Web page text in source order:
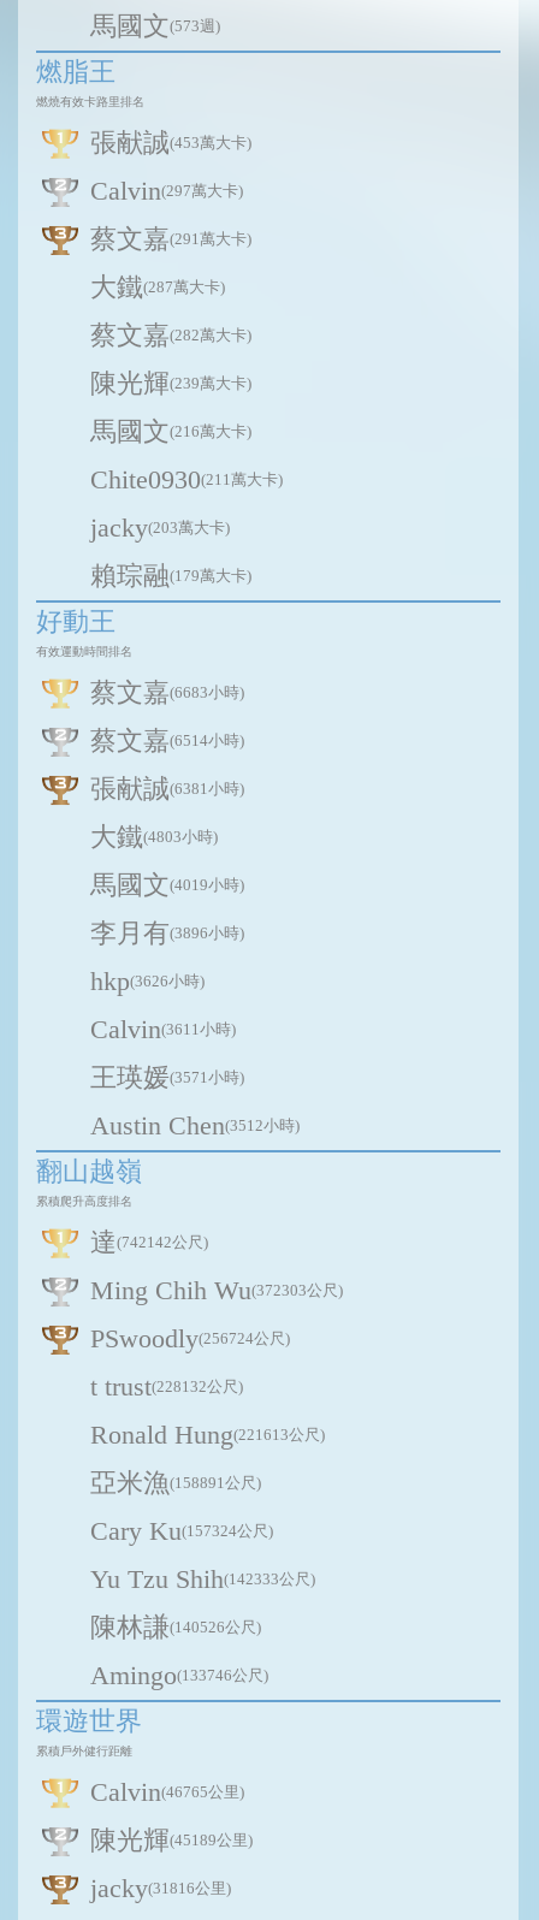
馬國文(573週)
燃脂王
燃燒有效卡路里排名
張献誠(453萬大卡)
Calvin(297萬大卡)
蔡文嘉(291萬大卡)
大鐵(287萬大卡)
蔡文嘉(282萬大卡)
陳光輝(239萬大卡)
馬國文(216萬大卡)
Chite0930(211萬大卡)
jacky(203萬大卡)
賴琮融(179萬大卡)
好動王
有效運動時間排名
蔡文嘉(6683小時)
蔡文嘉(6514小時)
張献誠(6381小時)
大鐵(4803小時)
馬國文(4019小時)
李月有(3896小時)
hkp(3626小時)
Calvin(3611小時)
王瑛媛(3571小時)
Austin Chen(3512小時)
翻山越嶺
累積爬升高度排名
達(742142公尺)
Ming Chih Wu(372303公尺)
PSwoodly(256724公尺)
t trust(228132公尺)
Ronald Hung(221613公尺)
亞米漁(158891公尺)
Cary Ku(157324公尺)
Yu Tzu Shih(142333公尺)
陳林謙(140526公尺)
Amingo(133746公尺)
環遊世界
累積戶外健行距離
Calvin(46765公里)
陳光輝(45189公里)
jacky(31816公里)